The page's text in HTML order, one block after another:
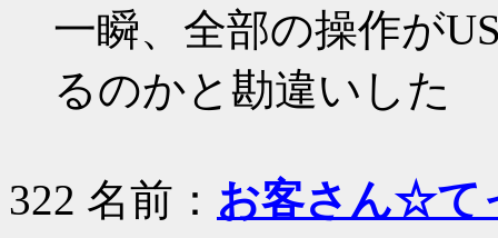
一瞬、全部の操作が
るのかと勘違いした
322 名前： お客さん☆て